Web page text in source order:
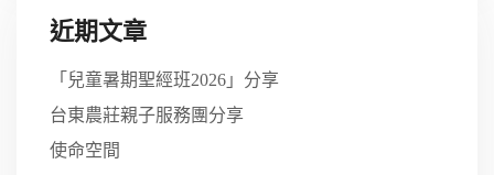
近期文章
「兒童暑期聖經班2026」分享
台東農莊親子服務團分享
使命空間